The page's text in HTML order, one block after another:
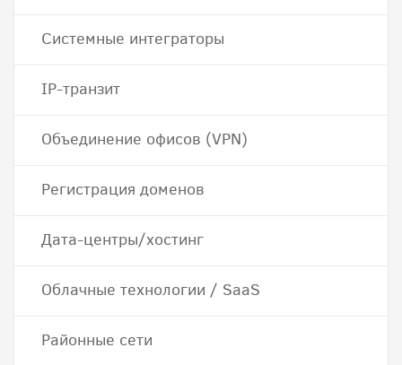
Системные интеграторы
IP-транзит
Объединение офисов (VPN)
Регистрация доменов
Дата-центры/хостинг
Облачные технологии / SaaS
Районные сети